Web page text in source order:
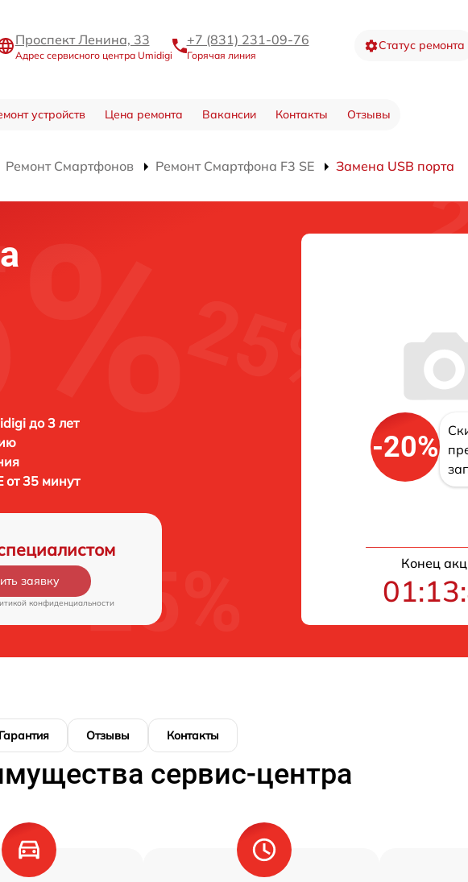
Проспект Ленина, 33
Адрес сервисного центра Umidigi
+7 (831) 231-09-76
Горячая линия
Статус ремонта
устройств Цена ремонта Вакансии Контакты Отзывы
Ремонт Смартфонов Ремонт Смартфона F3 SE Замена USB порта
до 3 лет
от 35 минут
заявку
конфиденциальности
-20%
Конец
Гарантия Отзывы Контакты
сервис-центра